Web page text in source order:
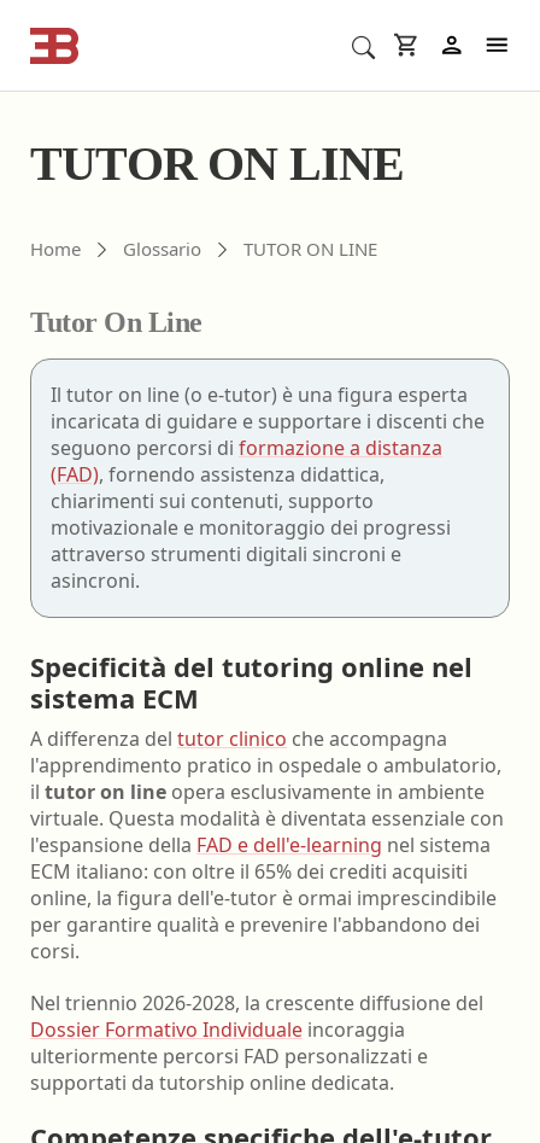
Cerca corsi ECM o altro
TUTOR ON LINE
Home Glossario TUTOR ON LINE
Tutor On Line
Il tutor on line (o e-tutor) è una figura esperta
incaricata di guidare e supportare i discenti che
seguono percorsi di formazione a distanza
(FAD), fornendo assistenza didattica,
chiarimenti sui contenuti, supporto
motivazionale e monitoraggio dei progressi
attraverso strumenti digitali sincroni e
asincroni.
Specificità del tutoring online nel
sistema ECM
A differenza del tutor clinico che accompagna
l'apprendimento pratico in ospedale o ambulatorio,
il tutor on line opera esclusivamente in ambiente
virtuale. Questa modalità è diventata essenziale con
l'espansione della FAD e dell'e-learning nel sistema
ECM italiano: con oltre il 65% dei crediti acquisiti
online, la figura dell'e-tutor è ormai imprescindibile
per garantire qualità e prevenire l'abbandono dei
corsi.
Nel triennio 2026-2028, la crescente diffusione del
Dossier Formativo Individuale incoraggia
ulteriormente percorsi FAD personalizzati e
supportati da tutorship online dedicata.